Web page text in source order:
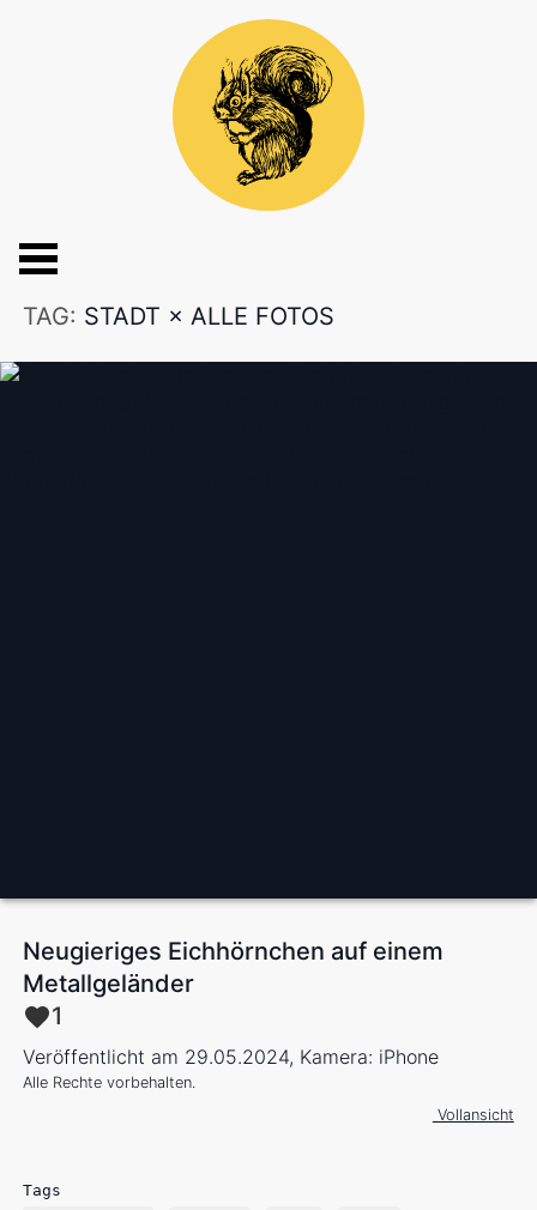
TAG: STADT × ALLE FOTOS
Neugieriges Eichhörnchen auf einem
Metallgeländer
1
Veröffentlicht am 29.05.2024, Kamera: iPhone
Alle Rechte vorbehalten.
Vollansicht
Tags